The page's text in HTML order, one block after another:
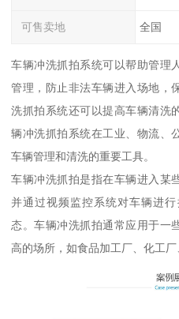
可售卖地 全国
车辆冲洗抓拍系统可以帮助管理
管理，防止非法车辆进入场地，
洗抓拍系统还可以提高车辆清洗
辆冲洗抓拍系统在工业、物流、
车辆管理和清洗的重要工具。
车辆冲洗抓拍是指在车辆进入某
并通过视频监控系统对车辆进
态。车辆冲洗抓拍通常应用于一
高的场所，如食品加工厂、化工厂